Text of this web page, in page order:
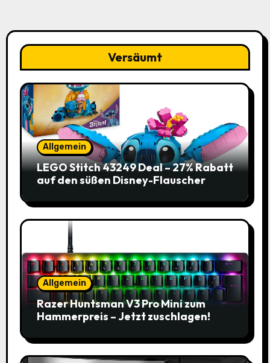
Versäumt
Allgemein
LEGO Stitch 43249 Deal – 27% Rabatt
auf den süßen Disney-Flauscher
Allgemein
Razer Huntsman V3 Pro Mini zum
Hammerpreis – Jetzt zuschlagen!